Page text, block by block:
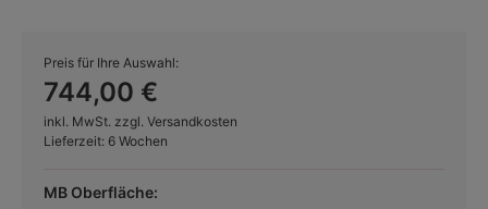
Preis für Ihre Auswahl:
744,00 €
inkl. MwSt. zzgl. Versandkosten
Lieferzeit: 6 Wochen
MB Oberfläche: